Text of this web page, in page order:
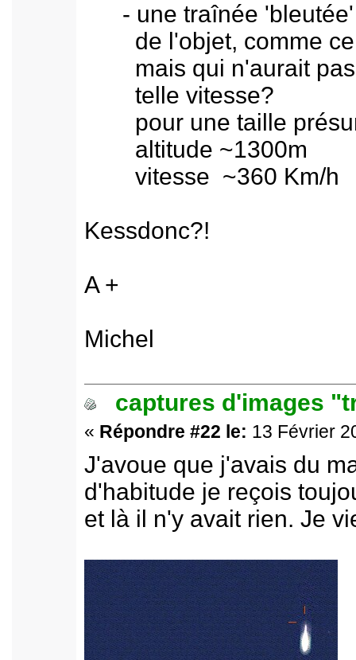
- une traînée 'bleutée'
de l'objet, comme
mais qui n'aurait pas
telle vitesse?
pour une taille
altitude ~1300m
vitesse ~360 Km/h
Kessdonc?!
A +
Michel
captures d'images
« Répondre #22 le: 13 Février
J'avoue que j'avais du
d'habitude je reçois
et là il n'y avait rien. Je